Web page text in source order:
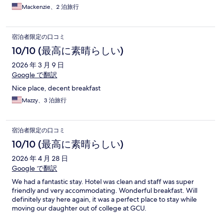
Mackenzie、2 泊旅行
宿泊者限定の口コミ
10/10 (最高に素晴らしい)
2026 年 3 月 9 日
Google で翻訳
Nice place, decent breakfast
Mazzy、3 泊旅行
宿泊者限定の口コミ
10/10 (最高に素晴らしい)
2026 年 4 月 28 日
Google で翻訳
We had a fantastic stay. Hotel was clean and staff was super
friendly and very accommodating. Wonderful breakfast. Will
definitely stay here again, it was a perfect place to stay while
moving our daughter out of college at GCU.